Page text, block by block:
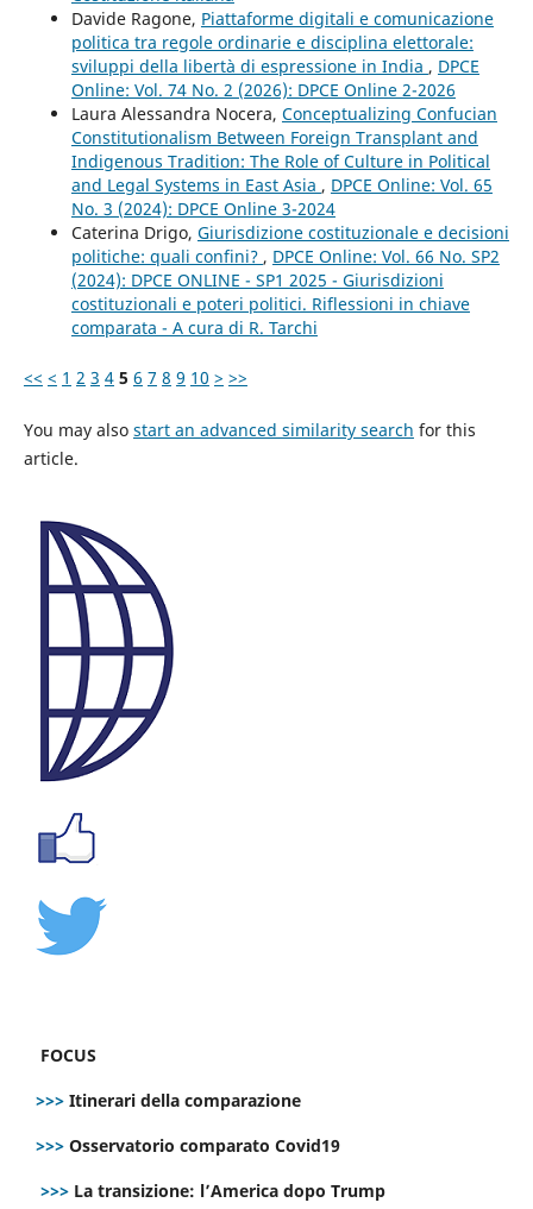
Davide Ragone, Piattaforme digitali e comunicazione
politica tra regole ordinarie e disciplina elettorale:
sviluppi della libertà di espressione in India , DPCE
Online: Vol. 74 No. 2 (2026): DPCE Online 2-2026
Laura Alessandra Nocera, Conceptualizing Confucian
Constitutionalism Between Foreign Transplant and
Indigenous Tradition: The Role of Culture in Political
and Legal Systems in East Asia , DPCE Online: Vol. 65
No. 3 (2024): DPCE Online 3-2024
Caterina Drigo, Giurisdizione costituzionale e decisioni
politiche: quali confini? , DPCE Online: Vol. 66 No. SP2
(2024): DPCE ONLINE - SP1 2025 - Giurisdizioni
costituzionali e poteri politici. Riflessioni in chiave
comparata - A cura di R. Tarchi
<< < 1 2 3 4 5 6 7 8 9 10 > >>
You may also start an advanced similarity search for this
article.
FOCUS
>>> Itinerari della comparazione
>>> Osservatorio comparato Covid19
>>> La transizione: l’America dopo Trump